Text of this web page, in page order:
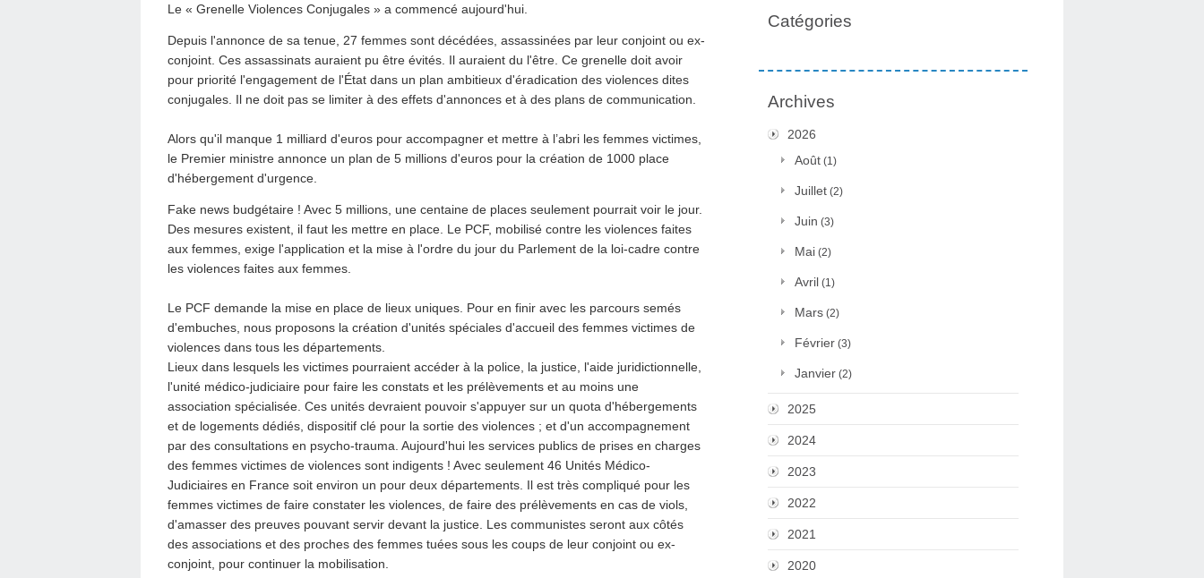
Le « Grenelle Violences Conjugales » a commencé aujourd'hui.
Depuis l'annonce de sa tenue, 27 femmes sont décédées, assassinées par leur conjoint ou ex-
conjoint. Ces assassinats auraient pu être évités. Il auraient du l'être. Ce grenelle doit avoir
pour priorité l'engagement de l'État dans un plan ambitieux d'éradication des violences dites
conjugales. Il ne doit pas se limiter à des effets d'annonces et à des plans de communication.
Alors qu'il manque 1 milliard d'euros pour accompagner et mettre à l’abri les femmes victimes,
le Premier ministre annonce un plan de 5 millions d'euros pour la création de 1000 place
d'hébergement d'urgence.
Fake news budgétaire ! Avec 5 millions, une centaine de places seulement pourrait voir le jour.
Des mesures existent, il faut les mettre en place. Le PCF, mobilisé contre les violences faites
aux femmes, exige l'application et la mise à l'ordre du jour du Parlement de la loi-cadre contre
les violences faites aux femmes.
Le PCF demande la mise en place de lieux uniques. Pour en finir avec les parcours semés
d'embuches, nous proposons la création d'unités spéciales d'accueil des femmes victimes de
violences dans tous les départements.
Lieux dans lesquels les victimes pourraient accéder à la police, la justice, l'aide juridictionnelle,
l'unité médico-judiciaire pour faire les constats et les prélèvements et au moins une
association spécialisée. Ces unités devraient pouvoir s'appuyer sur un quota d'hébergements
et de logements dédiés, dispositif clé pour la sortie des violences ; et d'un accompagnement
par des consultations en psycho-trauma. Aujourd'hui les services publics de prises en charges
des femmes victimes de violences sont indigents ! Avec seulement 46 Unités Médico-
Judiciaires en France soit environ un pour deux départements. Il est très compliqué pour les
femmes victimes de faire constater les violences, de faire des prélèvements en cas de viols,
d'amasser des preuves pouvant servir devant la justice. Les communistes seront aux côtés
des associations et des proches des femmes tuées sous les coups de leur conjoint ou ex-
conjoint, pour continuer la mobilisation.
Catégories
Archives
2026
Août (1)
Juillet (2)
Juin (3)
Mai (2)
Avril (1)
Mars (2)
Février (3)
Janvier (2)
2025
2024
2023
2022
2021
2020